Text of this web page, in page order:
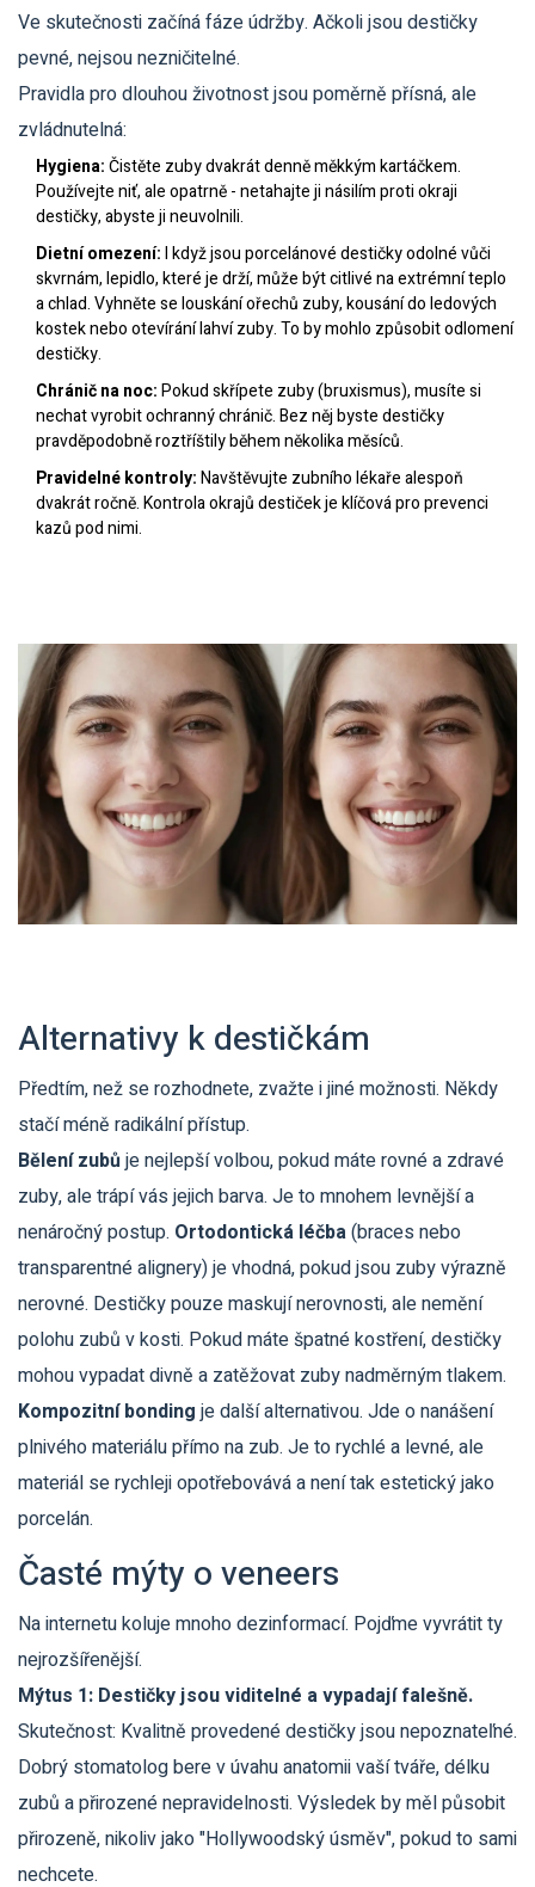
Ve skutečnosti začíná fáze údržby. Ačkoli jsou destičky
pevné, nejsou nezničitelné.
Pravidla pro dlouhou životnost jsou poměrně přísná, ale
zvládnutelná:
Hygiena:Čistěte zuby dvakrát denně měkkým kartáčkem.
Používejte niť, ale opatrně - netahajte ji násilím proti okraji
destičky, abyste ji neuvolnili.
Dietní omezení:I když jsou porcelánové destičky odolné vůči
skvrnám, lepidlo, které je drží, může být citlivé na extrémní teplo
a chlad. Vyhněte se louskání ořechů zuby, kousání do ledových
kostek nebo otevírání lahví zuby. To by mohlo způsobit odlomení
destičky.
Chránič na noc:Pokud skřípete zuby (bruxismus), musíte si
nechat vyrobit ochranný chránič. Bez něj byste destičky
pravděpodobně roztříštily během několika měsíců.
Pravidelné kontroly:Navštěvujte zubního lékaře alespoň
dvakrát ročně. Kontrola okrajů destiček je klíčová pro prevenci
kazů pod nimi.
Alternativy k destičkám
Předtím, než se rozhodnete, zvažte i jiné možnosti. Někdy
stačí méně radikální přístup.
Bělení zubůje nejlepší volbou, pokud máte rovné a zdravé
zuby, ale trápí vás jejich barva. Je to mnohem levnější a
nenáročný postup. Ortodontická léčba(braces nebo
transparentné alignery) je vhodná, pokud jsou zuby výrazně
nerovné. Destičky pouze maskují nerovnosti, ale nemění
polohu zubů v kosti. Pokud máte špatné kostření, destičky
mohou vypadat divně a zatěžovat zuby nadměrným tlakem.
Kompozitní bondingje další alternativou. Jde o nanášení
plnivého materiálu přímo na zub. Je to rychlé a levné, ale
materiál se rychleji opotřebovává a není tak estetický jako
porcelán.
Časté mýty o veneers
Na internetu koluje mnoho dezinformací. Pojďme vyvrátit ty
nejrozšířenější.
Mýtus 1: Destičky jsou viditelné a vypadají falešně.
Skutečnost: Kvalitně provedené destičky jsou nepoznateľné.
Dobrý stomatolog bere v úvahu anatomii vaší tváře, délku
zubů a přirozené nepravidelnosti. Výsledek by měl působit
přirozeně, nikoliv jako "Hollywoodský úsměv", pokud to sami
nechcete.